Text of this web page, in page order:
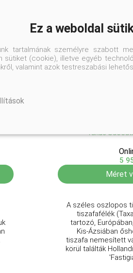
Taxus
5
Méret
A széles oszlopos
tiszafafélék
tartozó,
Kis-Ázsiában
tiszafa nemesített
körül találták
Ez a weboldal
tartalmának személyre szabott
sütiket (cookie), illetve egyéb
valamint azok testreszabási